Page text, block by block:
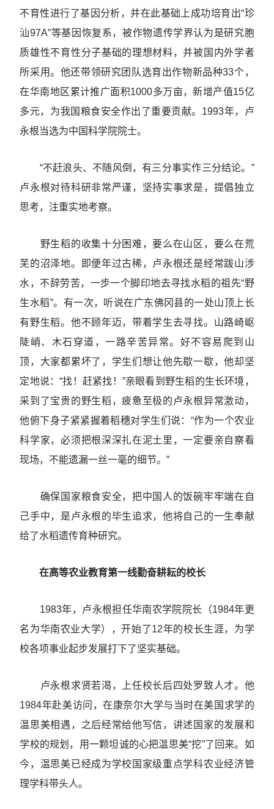
不育性进行了基因分析，并在此基础上成功培育出“珍
汕97A”等基因恢复系，被作物遗传学界认为是研究胞
质雄性不育性分子基础的理想材料，并被国内外学者
所采用。他还带领研究团队选育出作物新品种33个，
在华南地区累计推广面积1000多万亩，新增产值15亿
多元，为我国粮食安全作出了重要贡献。1993年，卢
永根当选为中国科学院院士。
“不赶浪头、不随风倒，有三分事实作三分结论。”
卢永根对待科研非常严谨，坚持实事求是，提倡独立
思考，注重实地考察。
野生稻的收集十分困难，要么在山区，要么在荒
芜的沼泽地。即便年过古稀，卢永根还是经常跋山涉
水，不辞劳苦，一步一个脚印地去寻找水稻的祖先“野
生水稻”。有一次，听说在广东佛冈县的一处山顶上长
有野生稻。他不顾年迈，带着学生去寻找。山路崎岖
陡峭、木石穿道，一路辛苦异常。好不容易爬到山
顶，大家都累坏了，学生们想让他先歇一歇，他却坚
定地说：“找！赶紧找！”亲眼看到野生稻的生长环境，
采到了宝贵的野生稻，疲惫至极的卢永根异常激动，
他俯下身子紧紧握着稻穗对学生们说：“作为一个农业
科学家，必须把根深深扎在泥土里，一定要亲自察看
现场，不能遗漏一丝一毫的细节。”
确保国家粮食安全，把中国人的饭碗牢牢端在自
己手中，是卢永根的毕生追求，他将自己的一生奉献
给了水稻遗传育种研究。
在高等农业教育第一线勤奋耕耘的校长
1983年，卢永根担任华南农学院院长（1984年更
名为华南农业大学），开始了12年的校长生涯，为学
校各项事业起步发展打下了坚实基础。
卢永根求贤若渴，上任校长后四处罗致人才。他
1984年赴美访问，在康奈尔大学与当时在美国求学的
温思美相遇，之后经常给他写信，讲述国家的发展和
学校的规划，用一颗坦诚的心把温思美“挖”了回来。如
今，温思美已经成为学校国家级重点学科农业经济管
理学科带头人。